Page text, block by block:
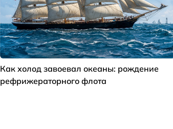
Как холод завоевал океаны: рождение
рефрижераторного флота